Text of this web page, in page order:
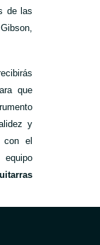
de las
que
y
con el